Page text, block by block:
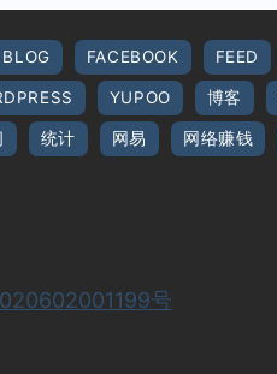
BLOG FACEBOOK FEED
YUPOO 博客
统计 网易 网络赚钱
号